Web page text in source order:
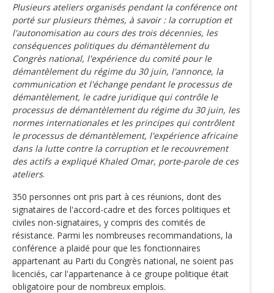
Plusieurs ateliers organisés pendant la conférence ont
porté sur plusieurs thèmes, à savoir : la corruption et
l'autonomisation au cours des trois décennies, les
conséquences politiques du démantèlement du
Congrès national, l'expérience du comité pour le
démantèlement du régime du 30 juin, l'annonce, la
communication et l'échange pendant le processus de
démantèlement, le cadre juridique qui contrôle le
processus de démantèlement du régime du 30 juin, les
normes internationales et les principes qui contrôlent
le processus de démantèlement, l'expérience africaine
dans la lutte contre la corruption et le recouvrement
des actifs a expliqué Khaled Omar, porte-parole de ces
ateliers.
350 personnes ont pris part à ces réunions, dont des
signataires de l'accord-cadre et des forces politiques et
civiles non-signataires, y compris des comités de
résistance. Parmi les nombreuses recommandations, la
conférence a plaidé pour que les fonctionnaires
appartenant au Parti du Congrès national, ne soient pas
licenciés, car l'appartenance à ce groupe politique était
obligatoire pour de nombreux emplois.